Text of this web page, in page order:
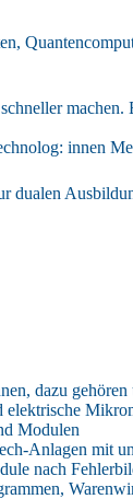
innen
dazu
elektrische
Modulen
Anlagen mit
nach